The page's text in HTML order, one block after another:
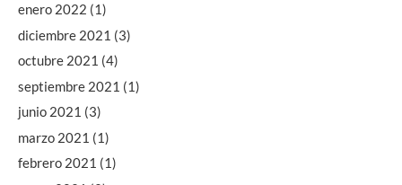
enero 2022 (1)
diciembre 2021 (3)
octubre 2021 (4)
septiembre 2021 (1)
junio 2021 (3)
marzo 2021 (1)
febrero 2021 (1)